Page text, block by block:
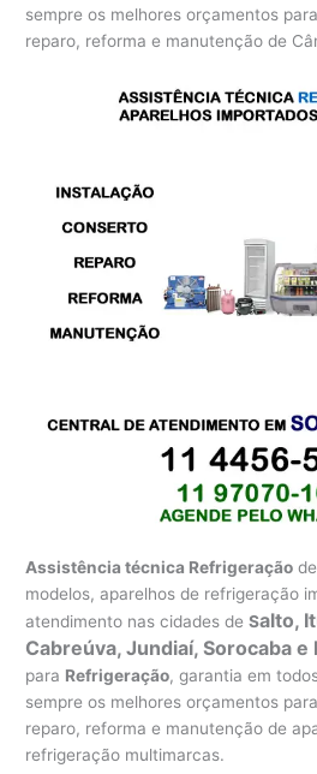
sempre os melhores orçamentos
reparo, reforma e manutenção de
Assistência técnica Refrigeração
modelos, aparelhos de refrigeração
atendimento nas cidades deSalto,
Cabreúva, Jundiaí, Sorocaba e
para Refrigeração, garantia em
sempre os melhores orçamentos
reparo, reforma e manutenção de
refrigeração multimarcas.